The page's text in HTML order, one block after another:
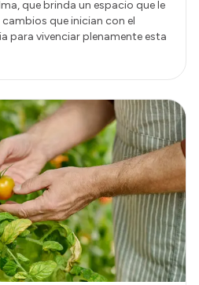
que brinda un espacio que le
que inician con el
para vivenciar plenamente esta